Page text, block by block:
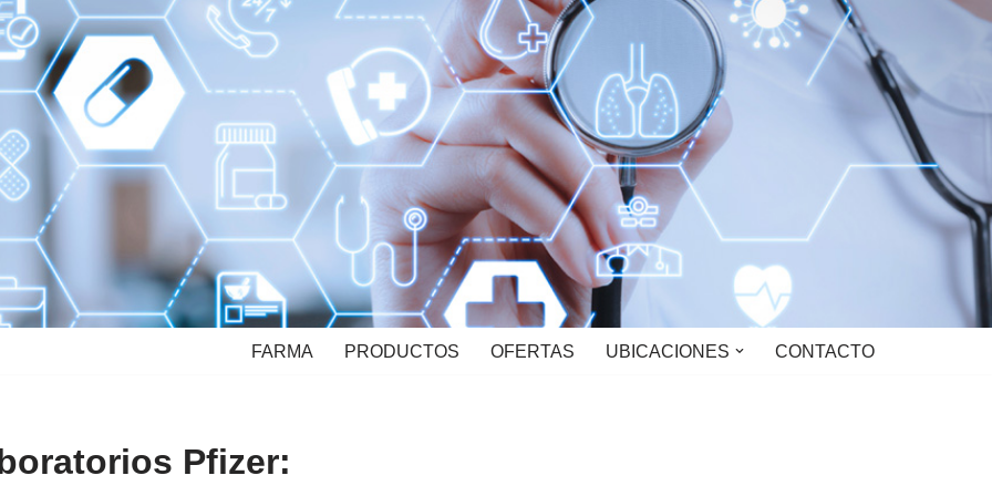
FARMA PRODUCTOS OFERTAS UBICACIONES CONTACTO
Pfizer: